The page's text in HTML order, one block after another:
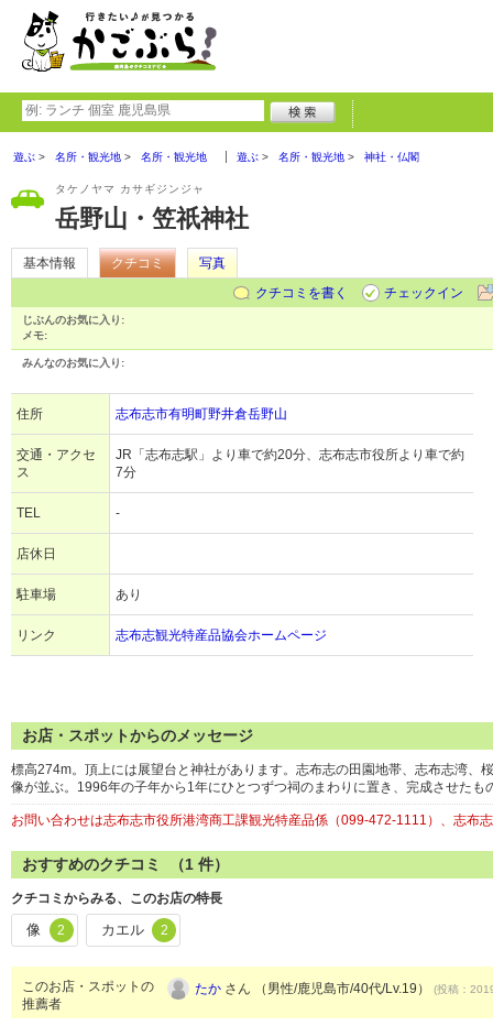
遊ぶ 名所・観光地 名所・観光地 遊ぶ 名所・観光地 神社・仏閣
タケノヤマ カサギジンジャ
岳野山・笠祇神社
基本情報 クチコミ
写真
クチコミを書く
チェックイン
じぶんのお気に入り:
メモ:
みんなのお気に入り:
住所 志布志市有明町野井倉岳野山
交通・アクセ
ス
JR「志布志駅」より車で約20分、志布志市役所より車で約
7分
TEL -
店休日
駐車場 あり
リンク 志布志観光特産品協会ホームページ
お店・スポットからのメッセージ
標高274m。頂上には展望台と神社があります。志布志の田園地帯、志布志湾、
像が並ぶ。1996年の子年から1年にひとつずつ祠のまわりに置き、完成させたも
お問い合わせは志布志市役所港湾商工課観光特産品係（099-472-1111）、志布
おすすめのクチコミ （1 件）
クチコミからみる、このお店の特長
像 2 カエル 2
このお店・スポットの
推薦者
たか さん （男性/鹿児島市/40代/Lv.19） (投稿：